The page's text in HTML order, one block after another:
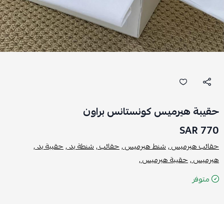
حقيبة هيرميس كونستانس براون
770 SAR
حقائب هيرميس ,شنط هيرميس ,حقائب ,شنطة يد ,حقيبة يد ,
هيرميس ,حقيبة هيرميس ,
متوفر